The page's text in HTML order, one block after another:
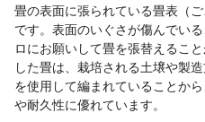
畳の表面に張られている畳表（
です。表面のいぐさが傷んでい
ロにお願いして畳を張替えるこ
した畳は、栽培される土壌や製
を使用して編まれていることか
や耐久性に優れています。